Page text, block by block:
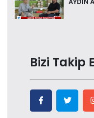
AYDIN
Bizi Takip